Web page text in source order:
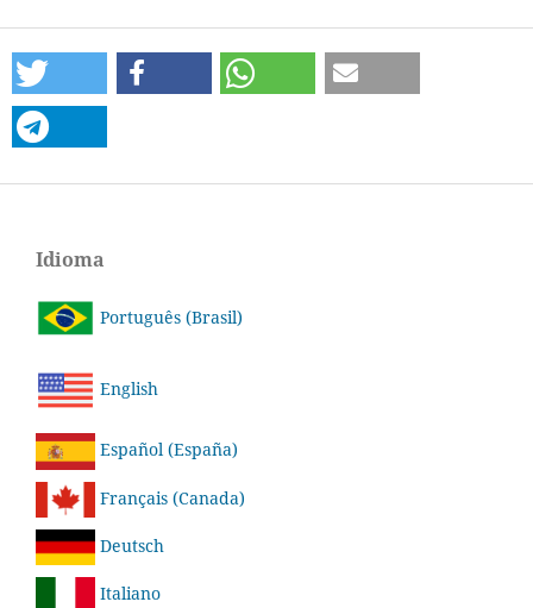
Idioma
Português (Brasil)
English
Español (España)
Français (Canada)
Deutsch
Italiano